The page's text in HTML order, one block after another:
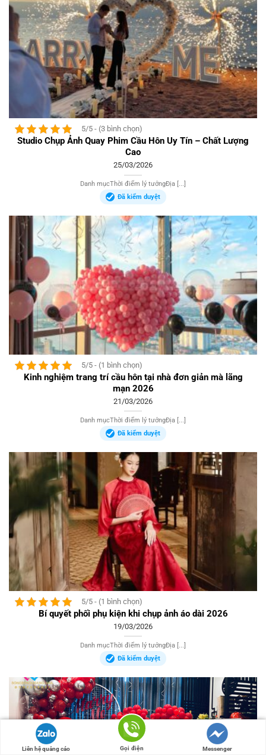
5/5 - (3 bình chọn)
Studio Chụp Ảnh Quay Phim Cầu Hôn Uy Tín – Chất Lượng
Cao
25/03/2026
Danh mụcThời điểm lý tưởngĐịa [...]
Đã kiểm duyệt
5/5 - (1 bình chọn)
Kinh nghiệm trang trí cầu hôn tại nhà đơn giản mà lãng
mạn 2026
21/03/2026
Danh mụcThời điểm lý tưởngĐịa [...]
Đã kiểm duyệt
5/5 - (1 bình chọn)
Bí quyết phối phụ kiện khi chụp ảnh áo dài 2026
19/03/2026
Danh mụcThời điểm lý tưởngĐịa [...]
Đã kiểm duyệt
Liên hệ quảng cáo Gọi điện Messenger